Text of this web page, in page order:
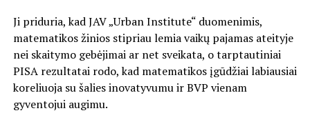
Ji priduria, kad JAV „Urban Institute“ duomenimis,
matematikos žinios stipriau lemia vaikų pajamas ateityje
nei skaitymo gebėjimai ar net sveikata, o tarptautiniai
PISA rezultatai rodo, kad matematikos įgūdžiai labiausiai
koreliuoja su šalies inovatyvumu ir BVP vienam
gyventojui augimu.